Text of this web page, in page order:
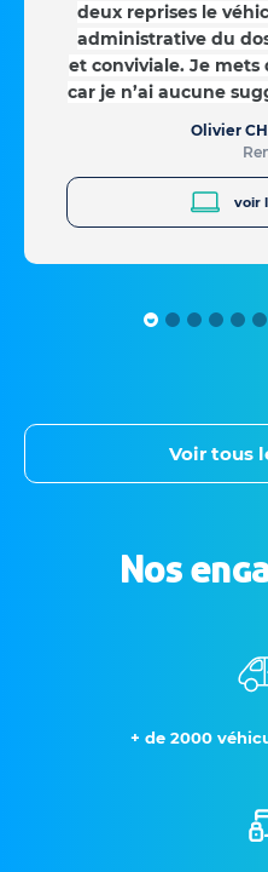
deux reprises le
administrative du
et conviviale. Je
car je n’ai aucune
Olivier
voir
Voir tous
Nos
+ de 2000